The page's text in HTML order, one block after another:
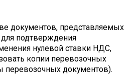
документов, представляемых
подтверждения
нулевой ставки НДС,
копии перевозочных
перевозочных документов).